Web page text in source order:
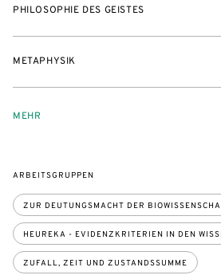
PHILOSOPHIE DES GEISTES
METAPHYSIK
MEHR
ARBEITSGRUPPEN
ZUR DEUTUNGSMACHT DER
HEUREKA - EVIDENZKRITERIEN IN DEN
ZUFALL, ZEIT UND ZUSTANDSSUMME